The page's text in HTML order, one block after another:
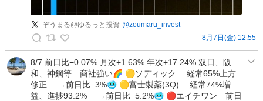
ぞ
う
ま
ぞうまる@ゆるっと投資 @zoumaru_invest
8月7日(金) 12:55
8/7 前日比−0.07% 月次+1.63% 年次+17.24% 双日、阪
和、神鋼等 商社強い🌈 🟡ソディック 経常65%上方
修正 →前日比−3%🥶 🟡富士製薬(3Q) 経常74%増
益、進捗93.2% →前日比−5.2%🥶 🔴エイチワン 前日